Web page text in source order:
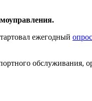
ежегодный опрос
обслуживания,